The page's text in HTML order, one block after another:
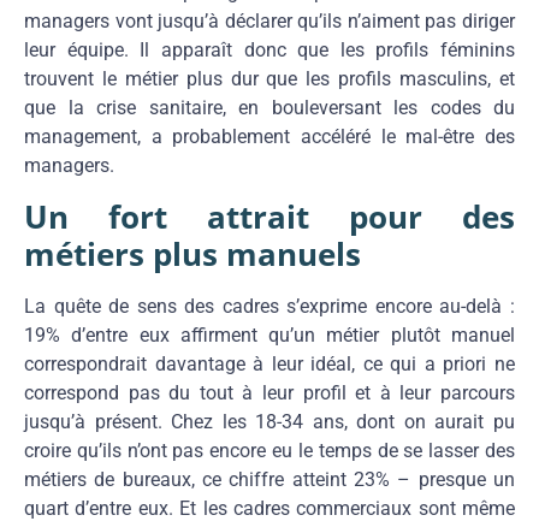
managers vont jusqu’à déclarer qu’ils n’aiment pas diriger
leur équipe. Il apparaît donc que les profils féminins
trouvent le métier plus dur que les profils masculins, et
que la crise sanitaire, en bouleversant les codes du
management, a probablement accéléré le mal-être des
managers.
Un fort attrait pour des
métiers plus manuels
La quête de sens des cadres s’exprime encore au-delà :
19% d’entre eux affirment qu’un métier plutôt manuel
correspondrait davantage à leur idéal, ce qui a priori ne
correspond pas du tout à leur profil et à leur parcours
jusqu’à présent. Chez les 18-34 ans, dont on aurait pu
croire qu’ils n’ont pas encore eu le temps de se lasser des
métiers de bureaux, ce chiffre atteint 23% – presque un
quart d’entre eux. Et les cadres commerciaux sont même